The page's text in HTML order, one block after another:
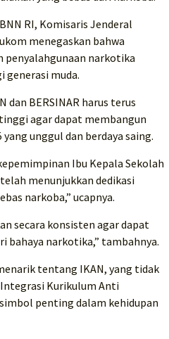
RI, Komisaris Jenderal
menegaskan bahwa
penyalahgunaan narkotika
generasi muda.
BERSINAR harus terus
agar dapat membangun
unggul dan berdaya saing.
Ibu Kepala Sekolah
menunjukkan dedikasi
narkoba,” ucapnya.
secara konsisten agar dapat
bahaya narkotika,” tambahnya.
tentang IKAN, yang tidak
Kurikulum Anti
penting dalam kehidupan